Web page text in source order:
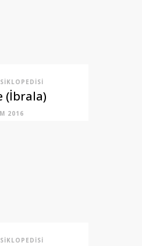
(İbrala)
2016